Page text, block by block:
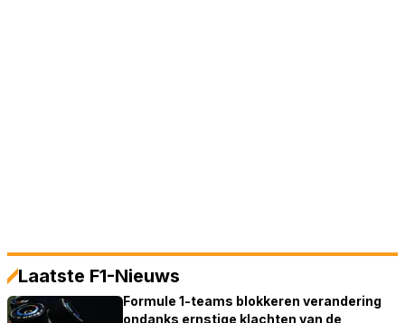
Laatste F1-Nieuws
Formule 1-teams blokkeren verandering
ondanks ernstige klachten van de